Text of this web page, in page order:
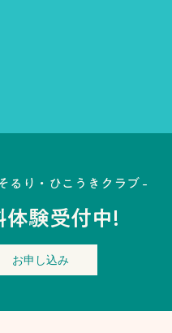
るり・ひこうきクラブ -
体験受付中!
お申し込み